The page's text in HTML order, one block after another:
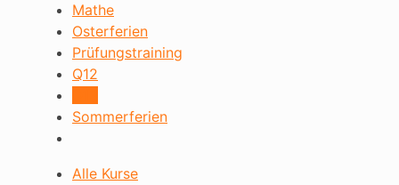
Mathe
Osterferien
Prüfungstraining
Q12
Sommerferien
Alle Kurse